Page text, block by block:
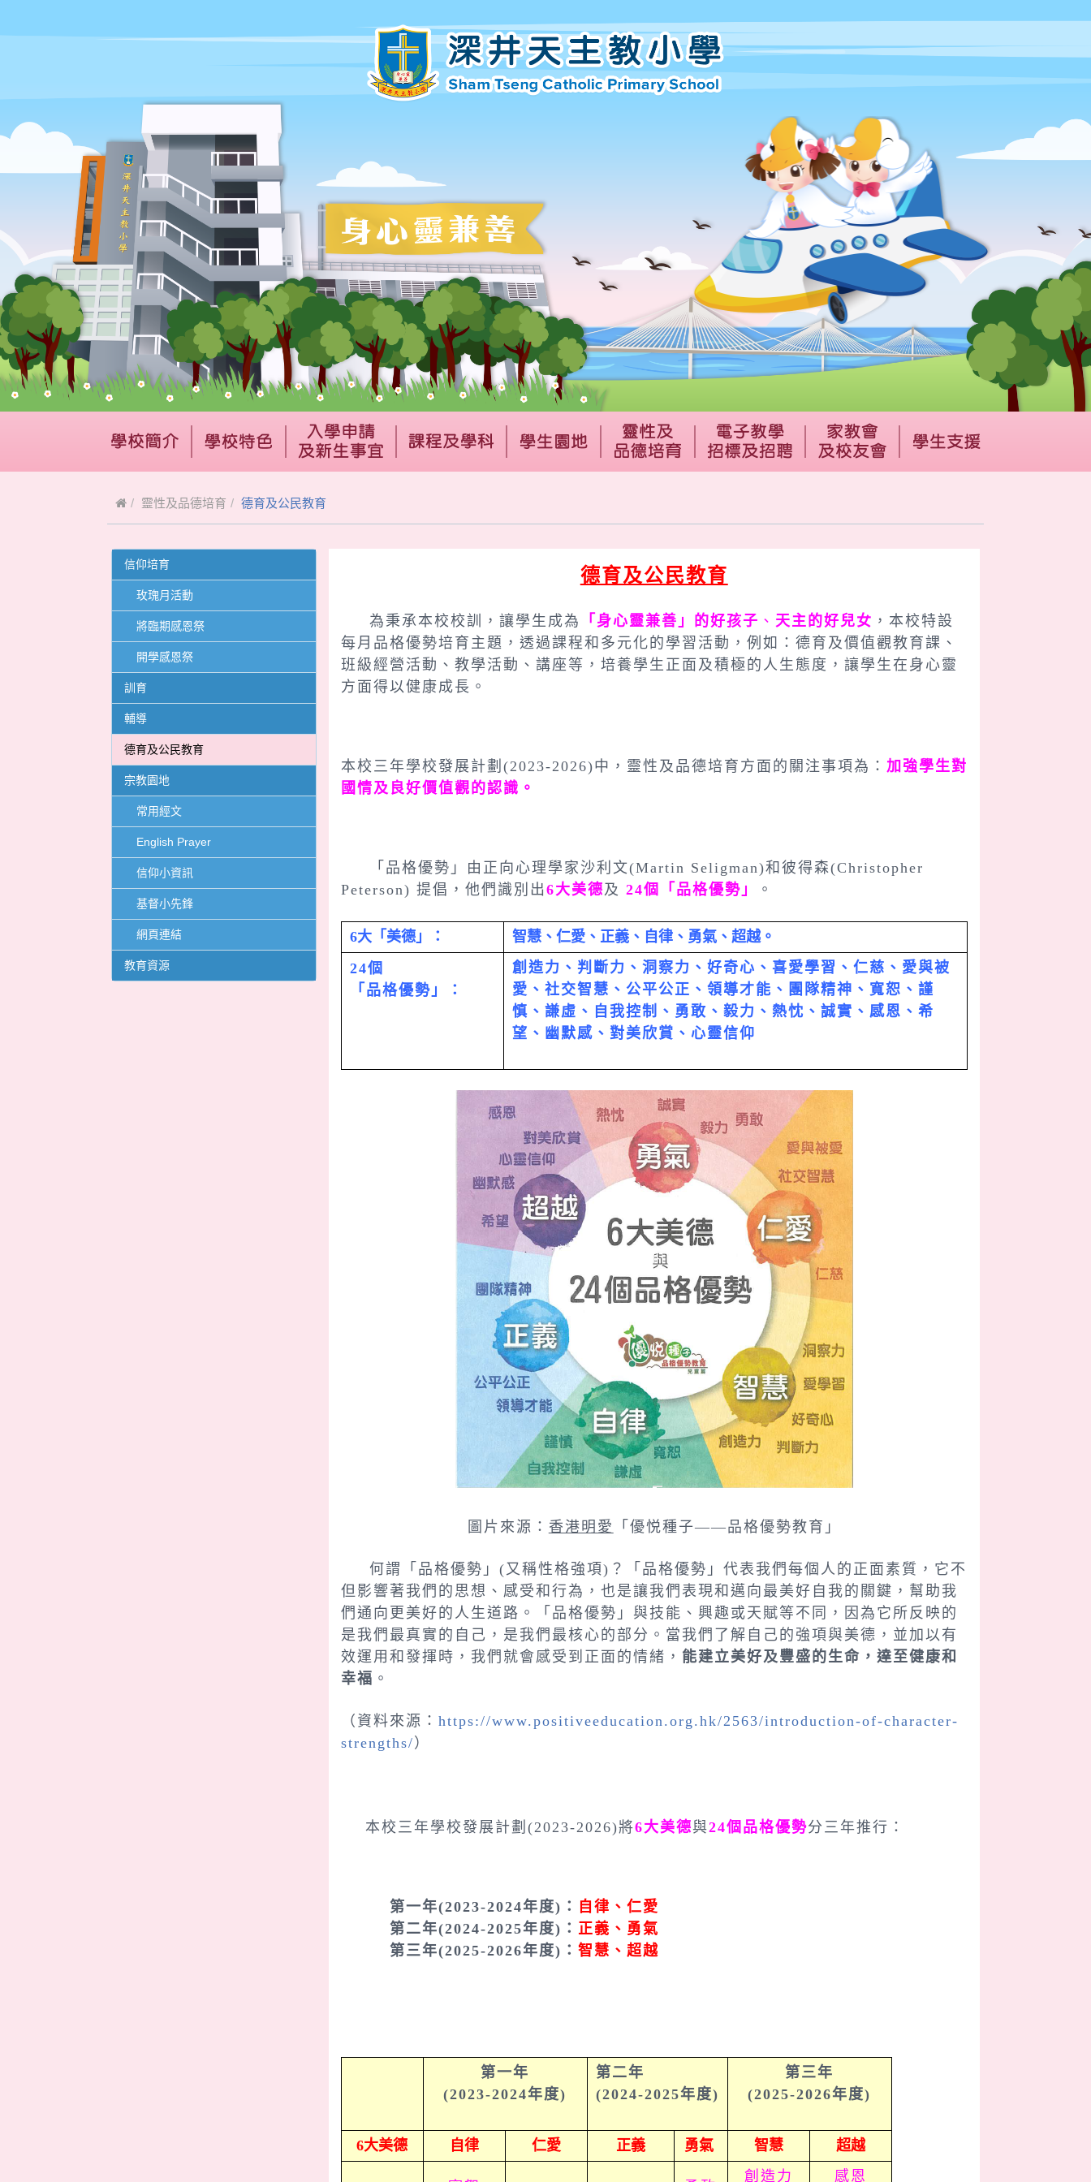
靈性及品德培育 德育及公民教育
信仰培育
玫瑰月活動
將臨期感恩祭
開學感恩祭
訓育
輔導
德育及公民教育
宗教園地
常用經文
English Prayer
信仰小資訊
基督小先鋒
網頁連結
教育資源
德育及公民教育
為秉承本校校訓，讓學生成為 「身心靈兼善」的好孩子 、 天主的好兒女 ，本校特設
每月品格優勢培育主題，透過課程和多元化的學習活動，例如：德育及價值觀教育課、
班級經營活動、教學活動、講座等，培養學生正面及積極的人生態度，讓學生在身心靈
方面得以健康成長。
本校三年學校發展計劃(2023-2026)中，靈性及品德培育方面的關注事項為： 加強學生對
國情及良好價值觀的認識 。
「品格優勢」由正向心理學家沙利文(Martin Seligman)和彼得森(Christopher
Peterson) 提倡，他們識別出 6大美德及 24個「品格優勢」 。
6大「美德」：
智慧、仁愛、正義、自律、勇氣、超越。
24個
「品格優勢」：
創造力、判斷力、洞察力、好奇心、喜愛學習、仁慈、愛與被
愛、社交智慧、公平公正、領導才能、團隊精神、寬恕、謹
慎、謙虛、自我控制、勇敢、毅力、熱忱、誠實、感恩、希
望、幽默感、對美欣賞、心靈信仰
圖片來源： 香港明愛 「優悦種子——品格優勢教育」
何謂「品格優勢」(又稱性格強項)？「品格優勢」代表我們每個人的正面素質，它不
但影響著我們的思想、感受和行為，也是讓我們表現和邁向最美好自我的關鍵，幫助我
們通向更美好的人生道路。「品格優勢」與技能、興趣或天賦等不同，因為它所反映的
是我們最真實的自己，是我們最核心的部分。當我們了解自己的強項與美德，並加以有
效運用和發揮時，我們就會感受到正面的情緒， 能建立美好及豐盛的生命，達至健康和
幸福 。
（資料來源： https://www.positiveeducation.org.hk/2563/introduction-of-character-
strengths/ ）
本校三年學校發展計劃(2023-2026)將6大美德與24個品格優勢分三年推行：
第一年(2023-2024年度)：
自律、仁愛
第二年(2024-2025年度)： 正義、勇氣
第三年(2025-2026年度)： 智慧、超越
第一年
(2023-2024年度)
第二年
(2024-2025年度)
第三年
(2025-2026年度)
6大美德 自律 仁愛 正義 勇氣 智慧 超越
創造力 感恩